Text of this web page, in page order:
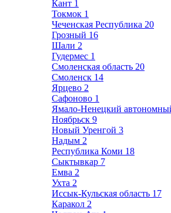
Кант 1
Токмок 1
Чеченская Республика 20
Грозный 16
Шали 2
Гудермес 1
Смоленская область 20
Смоленск 14
Ярцево 2
Сафоново 1
Ямало-Ненецкий
Ноябрьск 9
Новый Уренгой 3
Надым 2
Республика Коми 18
Сыктывкар 7
Емва 2
Ухта 2
Иссык-Кульская область 17
Каракол 2